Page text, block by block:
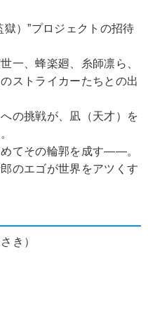
）”プロジェクトの招待
一、蜂楽廻、糸師凛ら、
ストライカーたちとの出
の挑戦が、凪（天才）を
てその輪郭を成す――。
のエゴが世界をアツくす
き）